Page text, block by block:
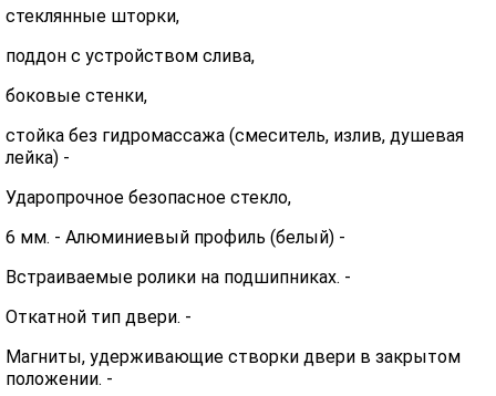
стеклянные шторки,
поддон с устройством слива,
боковые стенки,
стойка без гидромассажа (смеситель, излив, душевая
лейка) -
Ударопрочное безопасное стекло,
6 мм. - Алюминиевый профиль (белый) -
Встраиваемые ролики на подшипниках. -
Откатной тип двери. -
Магниты, удерживающие створки двери в закрытом
положении. -